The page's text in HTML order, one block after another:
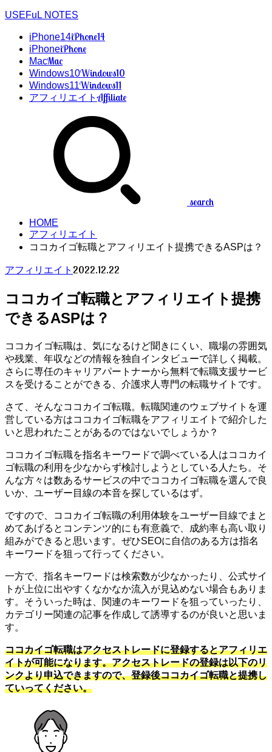
USEFuL NOTES
iPhone14iPhone14
iPhoneiPhone
MacMac
Windows10Windows10
Windows11Windows11
アフィリエイトAffiliate
search
HOME
アフィリエイト
ココカイゴ転職とアフィリエイト提携できるASPは？
アフィリエイト 2022.12.22
ココカイゴ転職とアフィリエイト提携
できるASPは？
ココカイゴ転職は、気になるけど聞きにくい、職場の雰囲気
や残業、年収などの情報を独自インタビューで詳しく掲載。
さらに専任のキャリアパートナーから無料で転職支援サービ
スを受けることができる、介護求人専門の転職サイトです。
さて、そんなココカイゴ転職。転職関連のウェブサイトを運
営している方はココカイゴ転職をアフィリエイトで紹介した
いと思われたことがあるのではないでしょうか？
ココカイゴ転職を指名キーワードで調べている人はココカイ
ゴ転職の利用を少なからず検討しようとしている人たち。そ
んな方々は数あるサービスの中でココカイゴ転職を選んで良
いか、ユーザー目線の本音を探しているはず。
ですので、ココカイゴ転職の利用体験をユーザー目線でまと
めてあげるとコンテンツ的にも有意義で、成約率も高い取り
組みができると思います。ぜひSEOに自信のある方は指名
キーワードを狙って行ってください。
一方で、指名キーワードは検索数が少なかったり、公式サイ
トが上位に出やすくなかなか流入が見込めない場合もありま
す。そういった時は、関連のキーワードを狙っていったり、
カテゴリー関連の記事を作成して誘導するのが良いと思いま
す。
ココカイゴ転職はアクセストレードに登録するとアフィリエ
イトが可能になります。アクセストレードの登録は以下のリ
ンクより申込できますので、登録後ココカイゴ転職と提携し
ていってください。